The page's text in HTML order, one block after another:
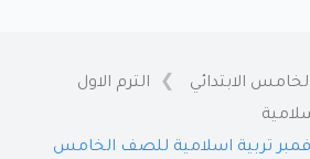
الابتدائي
الترم الاول
تربية اسلامية للصف الخامس